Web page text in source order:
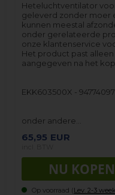
Heteluchtventilator
geleverd zonder moer
kunnen meestal
onder gerelateerde
onze klantenservice
Het product past
aangegeven na het
EKK603500X -
onder andere…
65,95 EUR
Op voorraad (Lev. 2-3